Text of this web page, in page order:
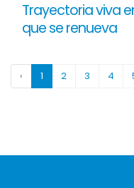
Trayectoria viva
que se renueva
‹ 1 2 3 4